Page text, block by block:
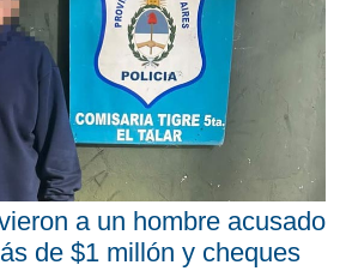
a un hombre acusado
de $1 millón y cheques